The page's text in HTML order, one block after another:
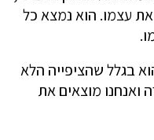
עצמו. הוא נמצא כל
בגלל שהציפייה הלא
ואנחנו מוצאים את